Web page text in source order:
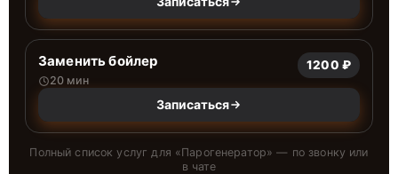
Заменить бойлер
20 мин
1200 ₽
Записаться
Полный список услуг для «Парогенератор» — по звонку или
в чате